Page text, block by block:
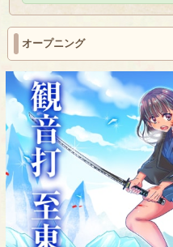
オープニング